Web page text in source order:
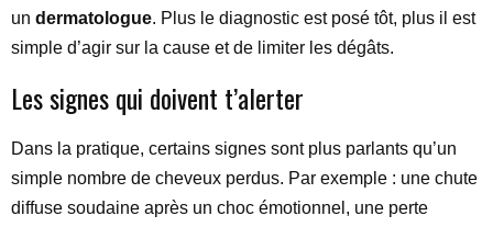
un dermatologue. Plus le diagnostic est posé tôt, plus il est
simple d’agir sur la cause et de limiter les dégâts.
Les signes qui doivent t’alerter
Dans la pratique, certains signes sont plus parlants qu’un
simple nombre de cheveux perdus. Par exemple : une chute
diffuse soudaine après un choc émotionnel, une perte